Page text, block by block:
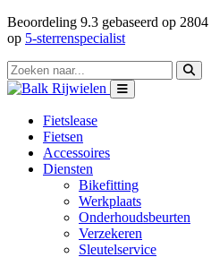
Beoordeling 9.3 gebaseerd op 2804
op 5-sterrenspecialist
Fietslease
Fietsen
Accessoires
Diensten
Bikefitting
Werkplaats
Onderhoudsbeurten
Verzekeren
Sleutelservice